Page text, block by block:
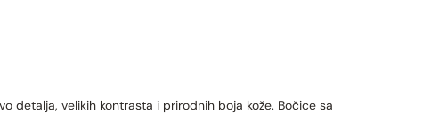
detalja, velikih kontrasta i prirodnih boja kože. Bočice sa